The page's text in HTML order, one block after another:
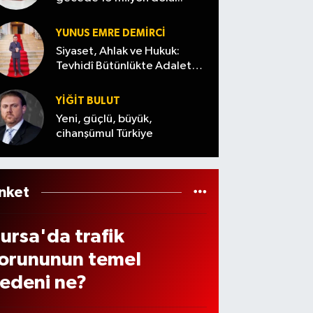
os
2026
3
YUNUS EMRE DEMIRCI
Siyaset, Ahlak ve Hukuk:
Tevhidî Bütünlükte Adalet
YİĞİT BULUT
Yeni, güçlü, büyük,
cihanşümul Türkiye
trafik
temel
ne?